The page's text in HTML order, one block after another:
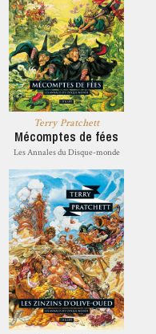
Terry Pratchett
Mécomptes de fées
Les Annales du Disque-monde